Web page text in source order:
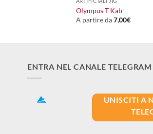
Olympus T Kab
A partire da7,00€
ENTRA NEL CANALE TELEGRAM
UNISCITI A